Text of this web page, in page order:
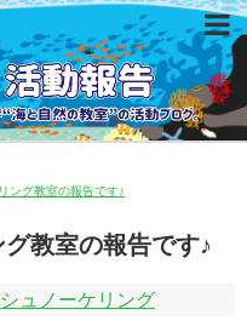
グ教室の報告です♪
教室の報告です♪
シュノーケリング